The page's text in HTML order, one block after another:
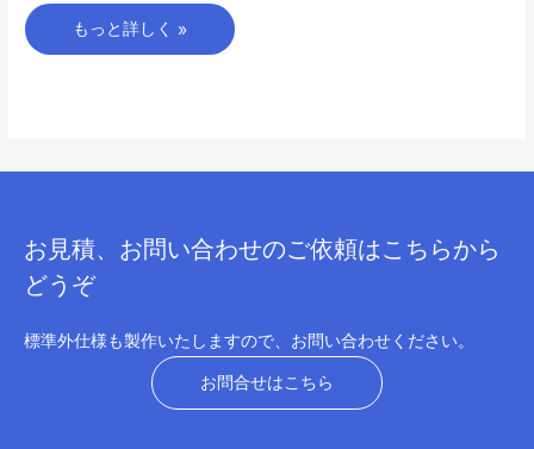
もっと詳しく »
お見積、お問い合わせのご依頼はこちらから
どうぞ
標準外仕様も製作いたしますので、お問い合わせください。
お問合せはこちら